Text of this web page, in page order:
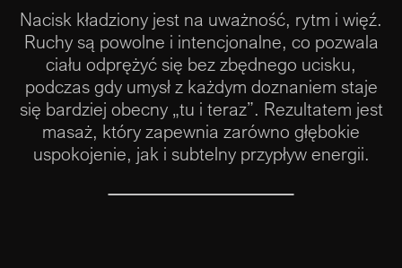
Nacisk kładziony jest na uważność, rytm i więź.
Ruchy są powolne i intencjonalne, co pozwala
ciału odprężyć się bez zbędnego ucisku,
podczas gdy umysł z każdym doznaniem staje
się bardziej obecny „tu i teraz”. Rezultatem jest
masaż, który zapewnia zarówno głębokie
uspokojenie, jak i subtelny przypływ energii.